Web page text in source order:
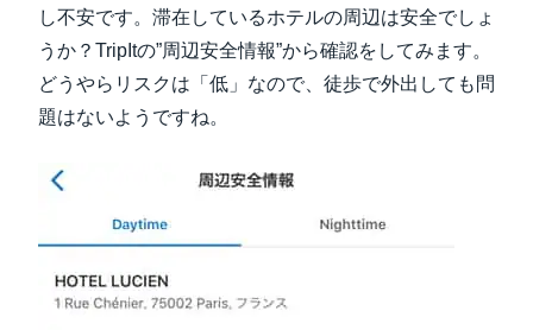
し不安です。滞在しているホテルの周辺は安全でしょ
うか？TripItの”周辺安全情報”から確認をしてみます。
どうやらリスクは「低」なので、徒歩で外出しても問
題はないようですね。